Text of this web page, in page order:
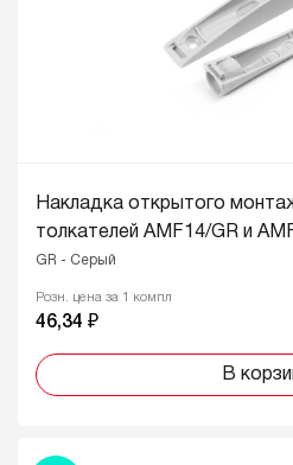
Накладка открытого
толкателей AMF14/GR и
GR - Серый
Розн. цена за 1 компл
46,34 ₽
В